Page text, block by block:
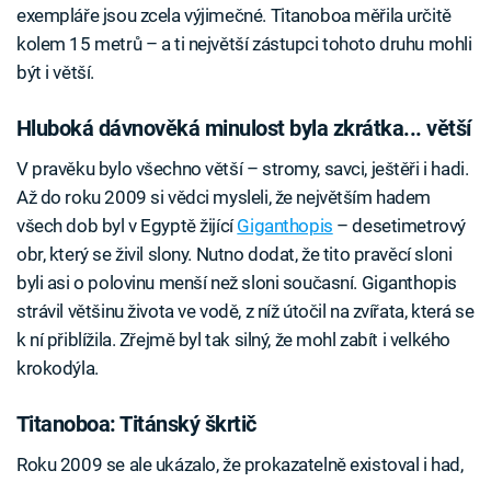
exempláře jsou zcela výjimečné. Titanoboa měřila určitě
kolem 15 metrů – a ti největší zástupci tohoto druhu mohli
být i větší.
Hluboká dávnověká minulost byla zkrátka... větší
V pravěku bylo všechno větší – stromy, savci, ještěři i hadi.
Až do roku 2009 si vědci mysleli, že největším hadem
všech dob byl v Egyptě žijícíGiganthopis – desetimetrový
obr, který se živil slony. Nutno dodat, že tito pravěcí sloni
byli asi o polovinu menší než sloni současní. Giganthopis
strávil většinu života ve vodě, z níž útočil na zvířata, která se
k ní přiblížila. Zřejmě byl tak silný, že mohl zabít i velkého
krokodýla.
Titanoboa: Titánský škrtič
Roku 2009 se ale ukázalo, že prokazatelně existoval i had,